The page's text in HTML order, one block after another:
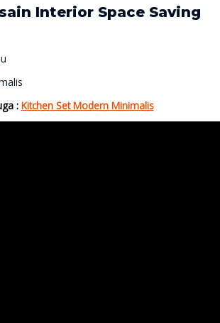
Interior Space Saving
: Kitchen Set Modern Minimalis